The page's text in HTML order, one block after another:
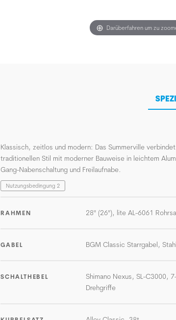
Darüberfahren um zu
Klassisch, zeitlos und modern: Das Summerville verbindet
traditionellen Stil mit moderner Bauweise in leichtem
Gang-Nabenschaltung und Freilaufnabe.
Nutzungsbedingung 2
RAHMEN 28" (26"), lite AL-6061
GABEL BGM Classic Starrgabel, Stahl
SCHALTHEBEL
Shimano Nexus, SL-C3000,
Drehgriffe